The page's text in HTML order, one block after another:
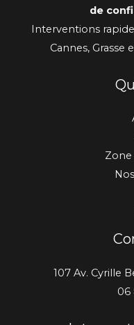
de
Interventions
Cannes, Grasse
Zone
107 Av. Cyrille
06